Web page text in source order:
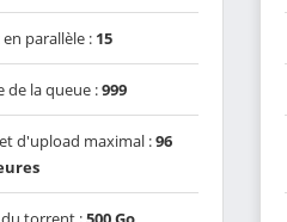
parallèle : 15
de la queue :999
d'upload maximal :96